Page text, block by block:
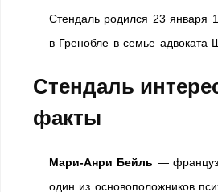
Стендаль родился 23 января
в Гренобле в семье адвоката
Стендаль
факты
Мари-Анри Бейль —
один из основоположников